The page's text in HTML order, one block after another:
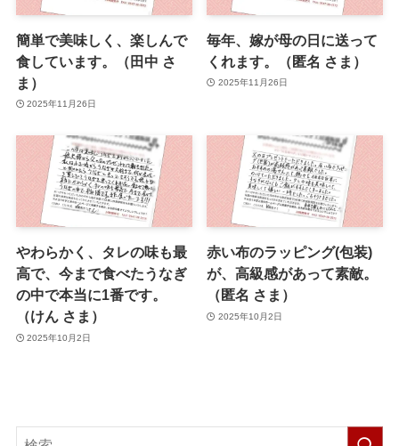
簡単で美味しく、楽しんで
食しています。（田中 さ
ま）
2025年11月26日
毎年、嫁が母の日に送って
くれます。（匿名 さま）
2025年11月26日
やわらかく、タレの味も最
高で、今まで食べたうなぎ
の中で本当に1番です。
（けん さま）
2025年10月2日
赤い布のラッピング(包装)
が、高級感があって素敵。
（匿名 さま）
2025年10月2日